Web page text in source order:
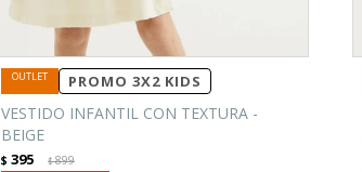
PROMO 3X2 KIDS
VESTIDO INFANTIL CON TEXTURA -
BEIGE
$ 395 $899